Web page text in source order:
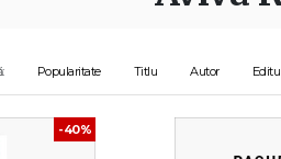
Popularitate Titlu Autor
-40%